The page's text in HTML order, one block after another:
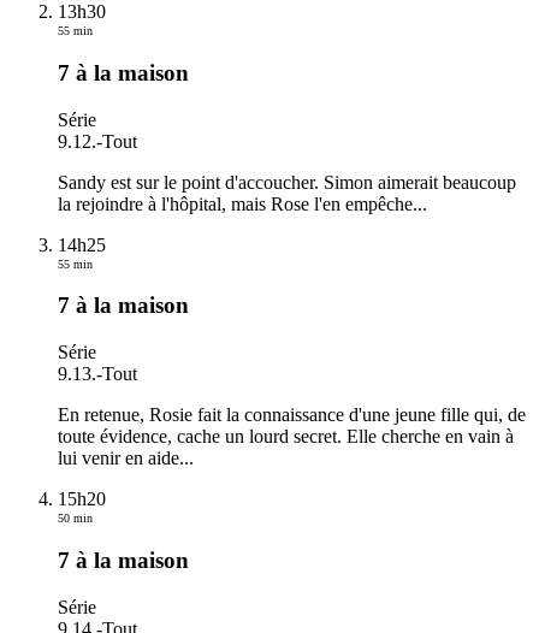
13h30
55 min
7 à la maison
Série
9.12.-Tout
Sandy est sur le point d'accoucher. Simon aimerait beaucoup
la rejoindre à l'hôpital, mais Rose l'en empêche...
14h25
55 min
7 à la maison
Série
9.13.-Tout
En retenue, Rosie fait la connaissance d'une jeune fille qui, de
toute évidence, cache un lourd secret. Elle cherche en vain à
lui venir en aide...
15h20
50 min
7 à la maison
Série
9.14. -Tout